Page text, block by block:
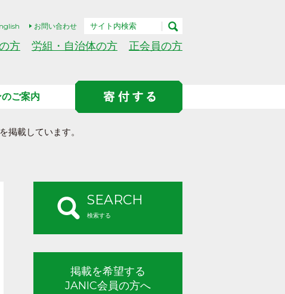
お問い合わせ
方 労組・自治体の方 正会員の方
ご案内
掲載しています。
SEARCH
検索する
掲載を希望する
JANIC会員の方へ